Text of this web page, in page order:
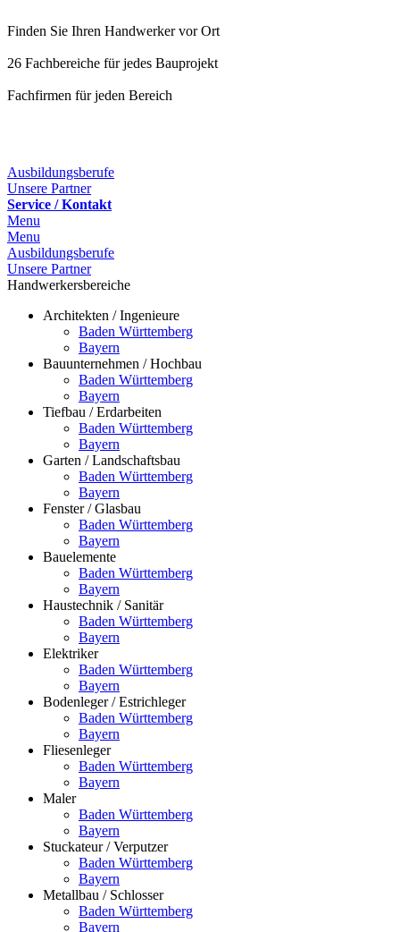
Finden Sie Ihren Handwerker vor Ort
26 Fachbereiche für jedes Bauprojekt
Fachfirmen für jeden Bereich
Ausbildungsberufe
Unsere Partner
Service / Kontakt
Menu
Menu
Ausbildungsberufe
Unsere Partner
Handwerkersbereiche
Architekten / Ingenieure
Baden Württemberg
Bayern
Bauunternehmen / Hochbau
Baden Württemberg
Bayern
Tiefbau / Erdarbeiten
Baden Württemberg
Bayern
Garten / Landschaftsbau
Baden Württemberg
Bayern
Fenster / Glasbau
Baden Württemberg
Bayern
Bauelemente
Baden Württemberg
Bayern
Haustechnik / Sanitär
Baden Württemberg
Bayern
Elektriker
Baden Württemberg
Bayern
Bodenleger / Estrichleger
Baden Württemberg
Bayern
Fliesenleger
Baden Württemberg
Bayern
Maler
Baden Württemberg
Bayern
Stuckateur / Verputzer
Baden Württemberg
Bayern
Metallbau / Schlosser
Baden Württemberg
Bayern